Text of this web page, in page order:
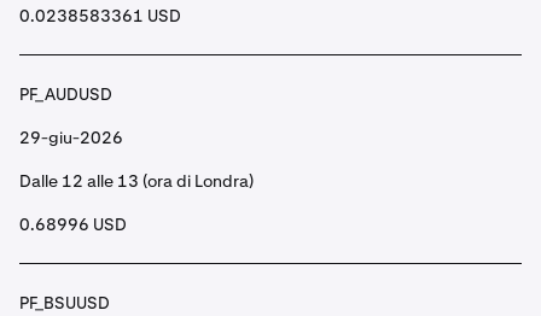
0.0238583361 USD
PF_AUDUSD
29-giu-2026
Dalle 12 alle 13 (ora di Londra)
0.68996 USD
PF_BSUUSD